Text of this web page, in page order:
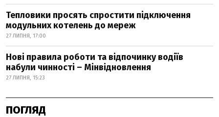
Тепловики просять спростити підключення
модульних котелень до мереж
27 ЛИПНЯ, 17:00
Нові правила роботи та відпочинку водіїв
набули чинності – Мінвідновлення
27 ЛИПНЯ, 15:23
ПОГЛЯД